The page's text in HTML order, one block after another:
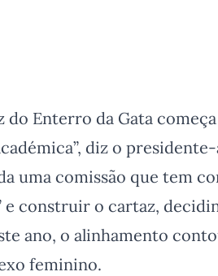
do Enterro da Gata
diz o
uma comissão que tem
e construir o cartaz,
ano, o alinhamento
feminino.